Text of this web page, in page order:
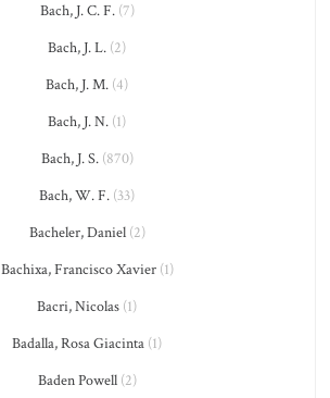
Bach, J. C. F.(7)
Bach, J. L. (2)
Bach, J. M. (4)
Bach, J. N. (1)
Bach, J. S.(870)
Bach, W. F. (33)
Bacheler, Daniel(2)
Bachixa, Francisco Xavier(1)
Bacri, Nicolas (1)
Badalla, Rosa Giacinta (1)
Baden Powell(2)